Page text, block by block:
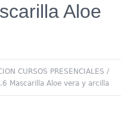
Aloe
CURSOS PRESENCIALES /
Mascarilla Aloe vera y arcilla